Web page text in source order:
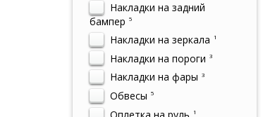
Накладки на задний
бампер 5
Накладки на зеркала 1
Накладки на пороги 3
Накладки на фары 3
Обвесы 5
1